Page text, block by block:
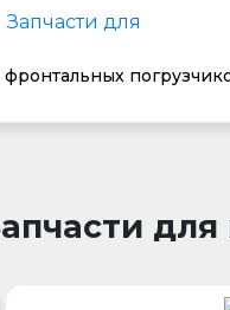
фронтальных
для